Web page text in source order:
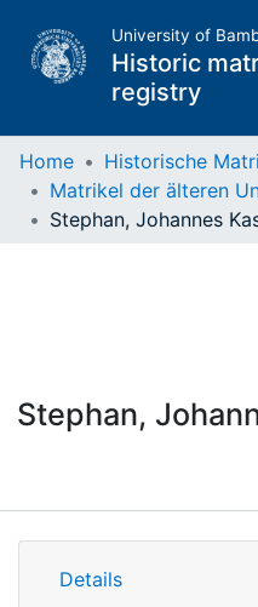
University of
Historic
registry
Matrikel
Home
Historische
Stephan, Johannes
Stephan,
Details